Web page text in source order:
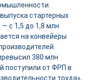
стартерных
с 1,5 до 1,8 млн
на конвейеры
380 млн
поступили от ФРП в
труда»,